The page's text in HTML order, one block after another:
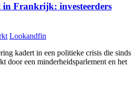
Frankrijk: investeerders
Lookandfin
kadert in een politieke crisis die sinds
door een minderheidsparlement en het